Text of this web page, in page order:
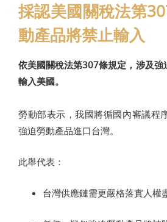
採認美國關稅法第
動產品將禁止輸入
依美國關稅法第307條規定，涉及強
輸入美國。
勞動部表示，我國將循國內審議程
強迫勞動產品進口台灣。
此舉代表：
台灣供應鏈需更嚴格落實人權